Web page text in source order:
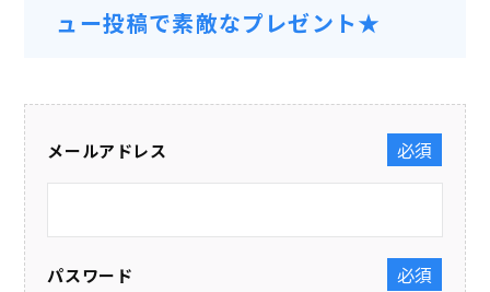
ュー投稿で素敵なプレゼント★
メールアドレス
(必須)
パスワード